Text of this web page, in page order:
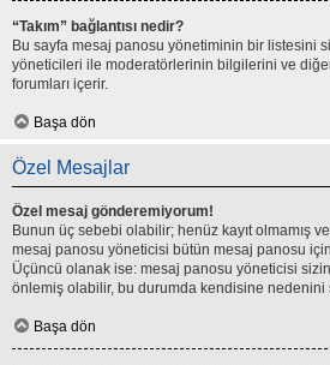
“Takım” bağlantısı nedir?
Bu sayfa mesaj panosu yönetiminin bir listesini
yöneticileri ile moderatörlerinin bilgilerini ve
forumları içerir.
Başa dön
Özel Mesajlar
Özel mesaj gönderemiyorum!
Bunun üç sebebi olabilir; henüz kayıt olmamış
mesaj panosu yöneticisi bütün mesaj panosu
Üçüncü olanak ise: mesaj panosu yöneticisi sizin
önlemiş olabilir, bu durumda kendisine nedenini
Başa dön